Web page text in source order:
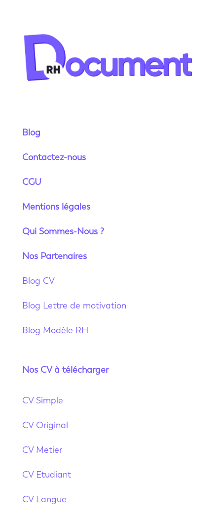
Blog
Contactez-nous
CGU
Mentions légales
Qui Sommes-Nous ?
Nos Partenaires
Blog CV
Blog Lettre de motivation
Blog Modèle RH
Nos CV à télécharger
CV Simple
CV Original
CV Metier
CV Etudiant
CV Langue